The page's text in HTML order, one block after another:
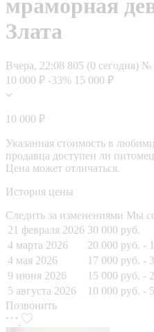
мраморная
Злата
Вчера, 22:08 805 (0 сегодня) №
10 000 ₽ -33% 15 000 ₽
10 000 ₽
Указанная стоимость в
продавца доступен ли
Цена может отличаться.
История цены
Следить за изменениями Мы
21 февраля 2026 30 000 руб.
4 марта 2026
20 000 руб. -
4 мая 2026
17 000 руб. -
9 июня 2026
15 000 руб. -
5 августа 2026
10 000 руб. -
Позвонить